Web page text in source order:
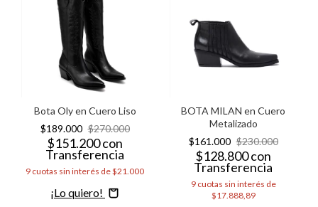
Bota Oly en Cuero Liso
$189.000 $270.000
$151.200con
Transferencia
9 cuotas sin interés de$21.000
Comprar
BOTA MILAN en Cuero
Metalizado
$161.000 $230.000
$128.800con
Transferencia
9 cuotas sin interés de
$17.888,89